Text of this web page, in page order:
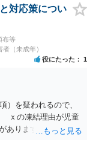
状況が分かりません
常初犯の自転車窃盗
となる可能性はあり
対応策につい
布等
者（未成年）
役にたった 1
）を疑われるので、
ｘの凍結理由が児童
があります。 対応と